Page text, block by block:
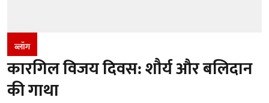
ब्लॉग
कारगिल विजय दिवस: शौर्य और बलिदान
की गाथा